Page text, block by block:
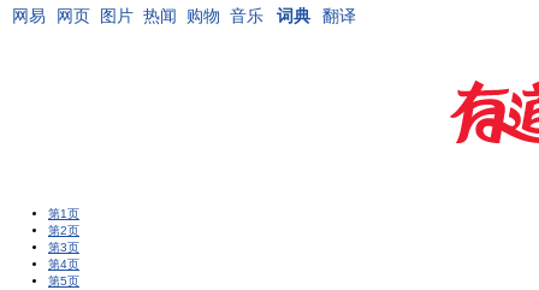
网易 网页 图片 热闻 购物 音乐 词典 翻译
第1页
第2页
第3页
第4页
第5页